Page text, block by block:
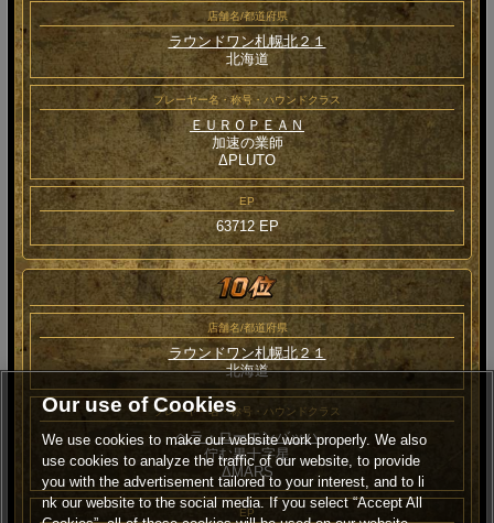
店舗名/都道府県
ラウンドワン札幌北２１
北海道
プレーヤー名・称号・ハウンドクラス
ＥＵＲＯＰＥＡＮ
加速の業師
ΔPLUTO
EP
63712 EP
店舗名/都道府県
ラウンドワン札幌北２１
北海道
プレーヤー名・称号・ハウンドクラス
ヘラ・ローエンバッハ
佇む黒十字星
ΔMARS
EP
Our use of Cookies
We use cookies to make our website work properly. We also
use cookies to analyze the traffic of our website, to provide
you with the advertisement tailored to your interest, and to li
nk our website to the social media. If you select “Accept All